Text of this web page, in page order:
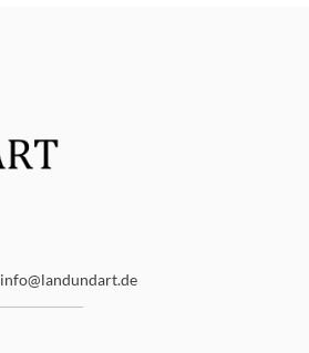
info@landundart.de